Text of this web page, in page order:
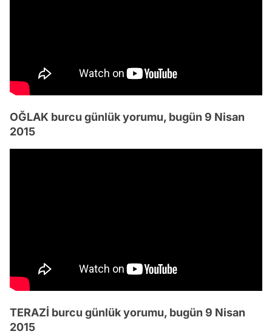
OĞLAK burcu günlük yorumu, bugün 9 Nisan
2015
TERAZİ burcu günlük yorumu, bugün 9 Nisan
2015